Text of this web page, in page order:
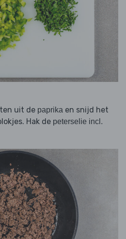
uit de paprika en snijd het
Hak de peterselie incl.